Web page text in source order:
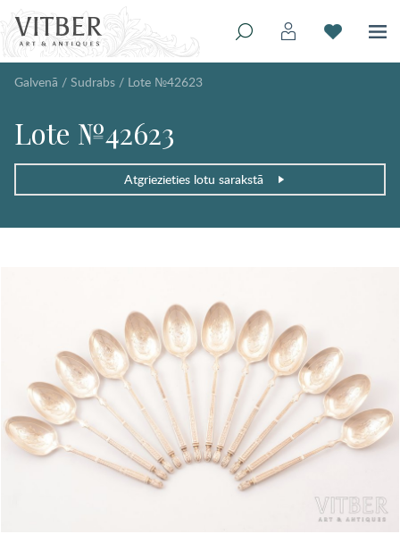
Galvenā / Sudrabs / Lote №42623
Lote №42623
Atgriezieties lotu sarakstā